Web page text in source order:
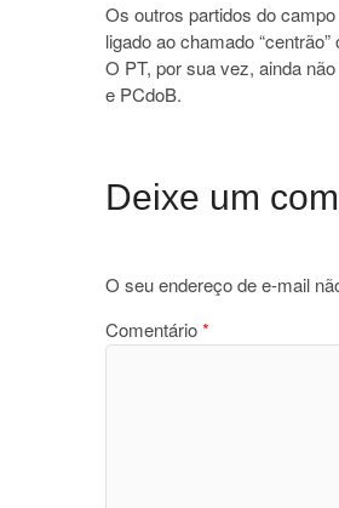
Os outros partidos do
ligado ao chamado
O PT, por sua vez, ainda
e PCdoB.
Deixe um
O seu endereço de e-mail
Comentário*